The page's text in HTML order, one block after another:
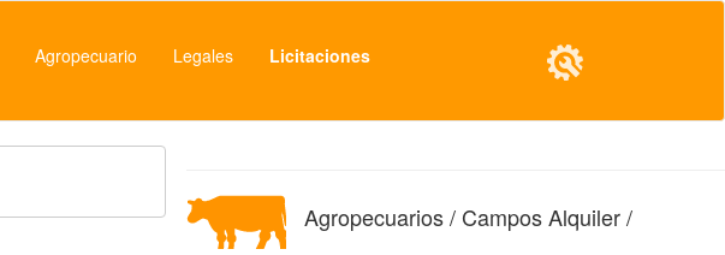
Agropecuario Legales Licitaciones
Agropecuarios / Campos Alquiler /